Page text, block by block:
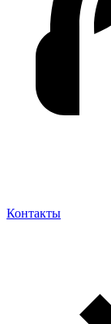
Контакты